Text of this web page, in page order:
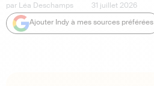
par Léa Deschamps 31 juillet 2026
Ajouter Indy à mes sources préférées